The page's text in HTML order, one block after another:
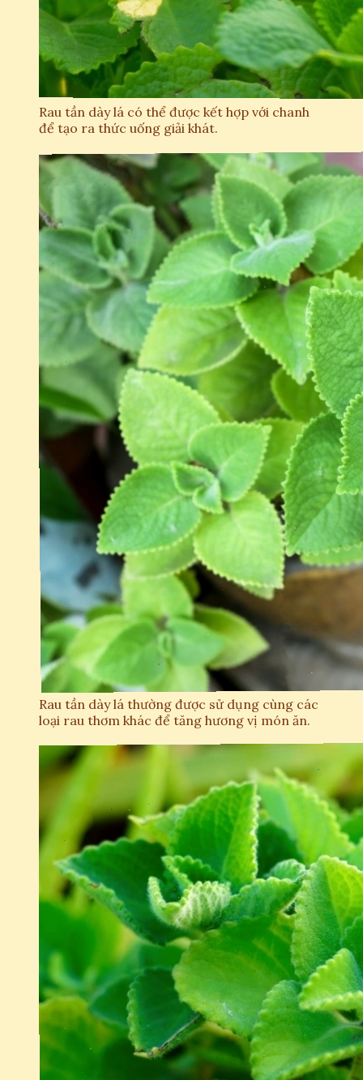
Rau tần dày lá có thể được kết hợp với chanh
để tạo ra thức uống giải khát.
Rau tần dày lá thường được sử dụng cùng các
loại rau thơm khác để tăng hương vị món ăn.